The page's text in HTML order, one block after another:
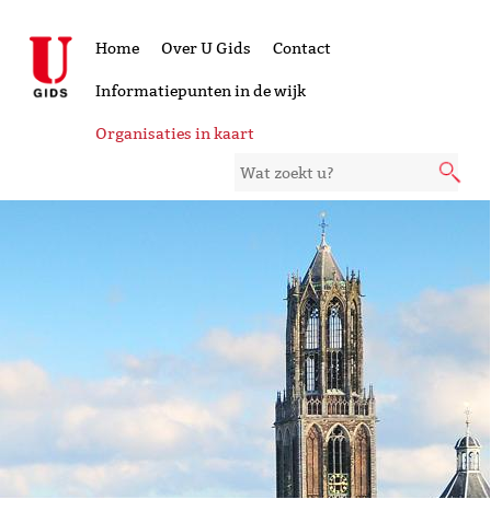
Home Over U Gids Contact
Informatiepunten in de wijk
Organisaties in kaart